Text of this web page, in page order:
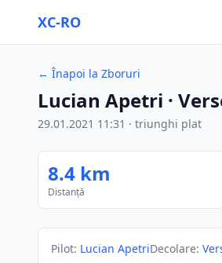
XC-RO
← Înapoi la Zboruri
Lucian Apetri ·
29.01.2021 11:31 · triunghi plat
8.4 km
Distanță
Pilot: Lucian ApetriDecolare: